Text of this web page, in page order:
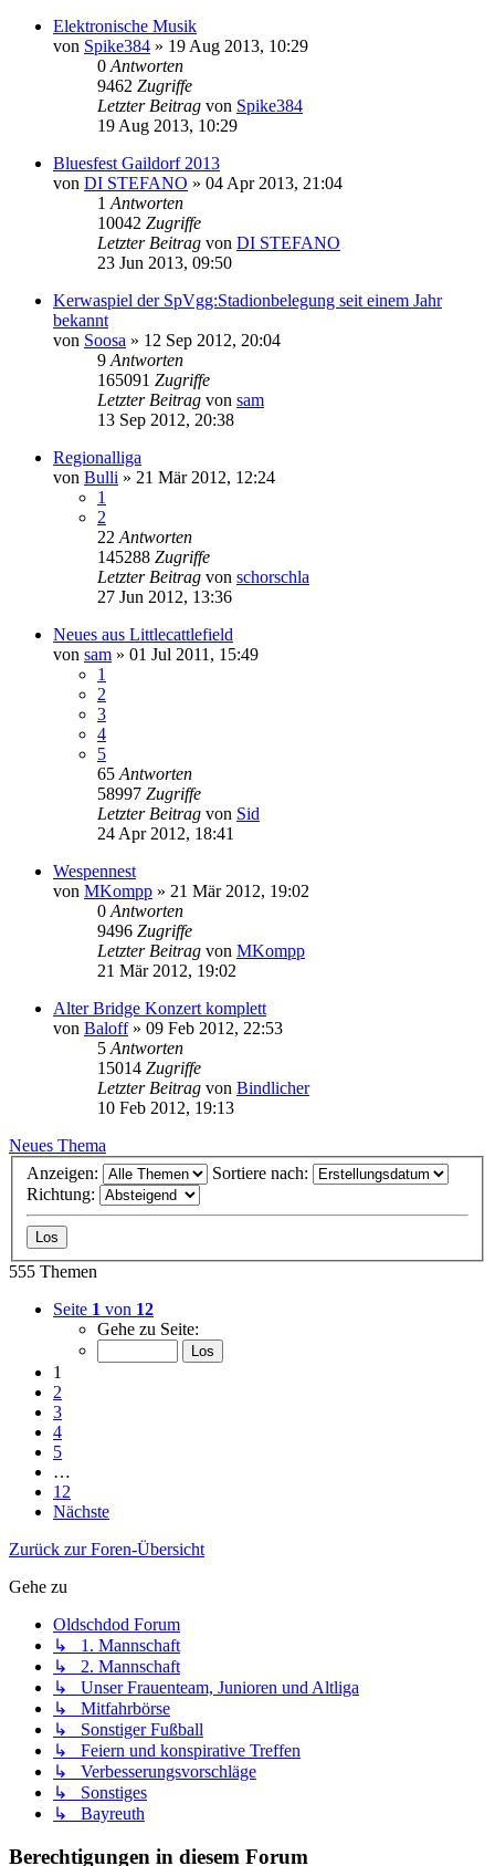
Elektronische Musik
von Spike384 » 19 Aug 2013, 10:29
0 Antworten
9462 Zugriffe
Letzter Beitrag von Spike384
19 Aug 2013, 10:29
Bluesfest Gaildorf 2013
von DI STEFANO » 04 Apr 2013, 21:04
1 Antworten
10042 Zugriffe
Letzter Beitrag von DI STEFANO
23 Jun 2013, 09:50
Kerwaspiel der SpVgg:Stadionbelegung seit einem Jahr
bekannt
von Soosa » 12 Sep 2012, 20:04
9 Antworten
165091 Zugriffe
Letzter Beitrag von sam
13 Sep 2012, 20:38
Regionalliga
von Bulli » 21 Mär 2012, 12:24
1
2
22 Antworten
145288 Zugriffe
Letzter Beitrag von schorschla
27 Jun 2012, 13:36
Neues aus Littlecattlefield
von sam » 01 Jul 2011, 15:49
1
2
3
4
5
65 Antworten
58997 Zugriffe
Letzter Beitrag von Sid
24 Apr 2012, 18:41
Wespennest
von MKompp » 21 Mär 2012, 19:02
0 Antworten
9496 Zugriffe
Letzter Beitrag von MKompp
21 Mär 2012, 19:02
Alter Bridge Konzert komplett
von Baloff» 09 Feb 2012, 22:53
5 Antworten
15014 Zugriffe
Letzter Beitrag von Bindlicher
10 Feb 2012, 19:13
Neues Thema
Anzeigen:
Sortiere nach:
Richtung:
555 Themen
Seite 1 von 12
Gehe zu Seite:
1
2
3
4
5
…
12
Nächste
Zurück zur Foren-Übersicht
Gehe zu
Oldschdod Forum
↳ 1. Mannschaft
↳ 2. Mannschaft
↳ Unser Frauenteam, Junioren und Altliga
↳ Mitfahrbörse
↳ Sonstiger Fußball
↳ Feiern und konspirative Treffen
↳ Verbesserungsvorschläge
↳ Sonstiges
↳ Bayreuth
Berechtigungen in diesem Forum